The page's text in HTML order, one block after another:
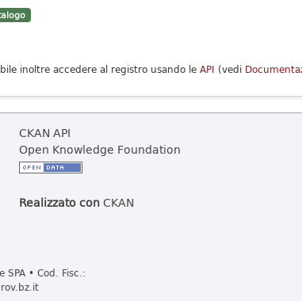
inoltre accedere al registro usando le API (vedi
• Cod. Fisc.:
CKAN API
Open Knowledge Foundation
Realizzato conCKAN